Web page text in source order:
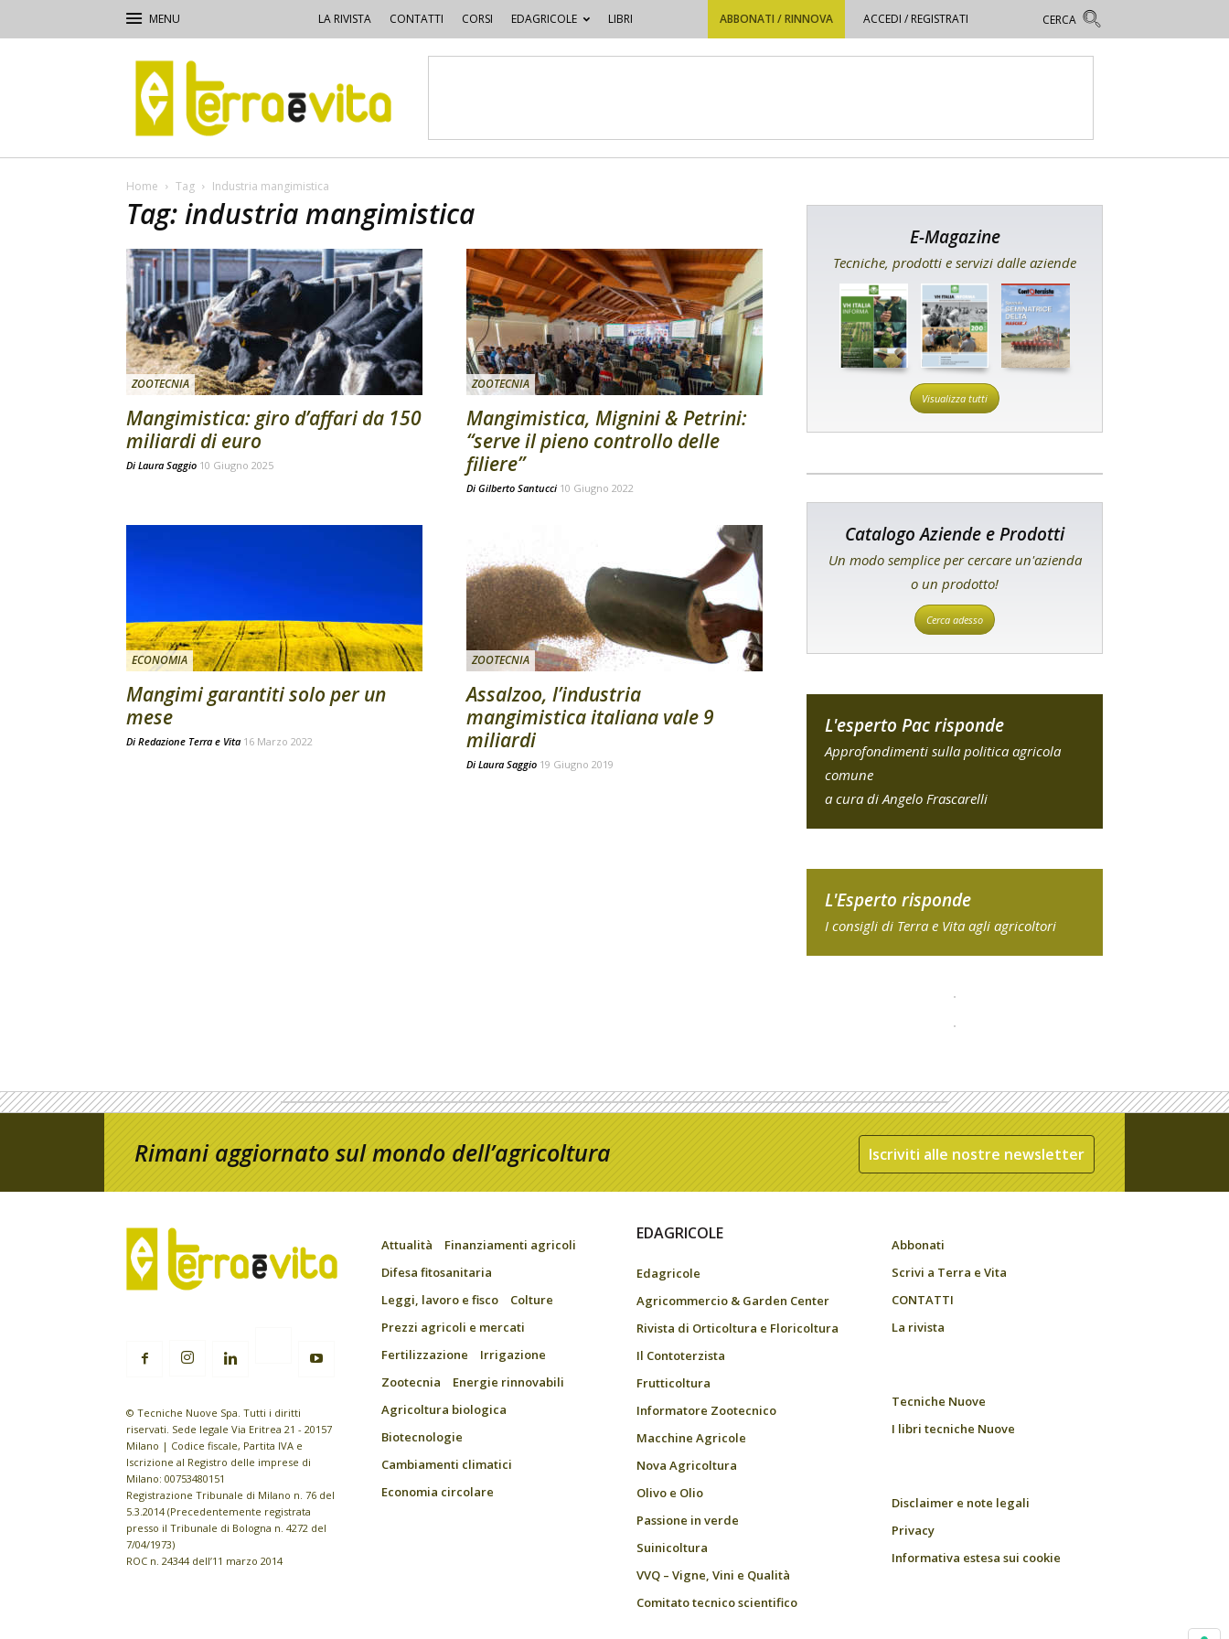
LA RIVISTA CONTATTI CORSI EDAGRICOLE LIBRI ABBONATI / RINNOVA ACCEDI / REGISTRATI
Terra
e
Vita
Home Tag Industria mangimistica
Tag: industria mangimistica
ZOOTECNIA
Mangimistica: giro d’affari da 150
miliardi di euro
Di Laura Saggio 10 Giugno 2025
ZOOTECNIA
Mangimistica, Mignini & Petrini:
“serve il pieno controllo delle
filiere”
Di Gilberto Santucci 10 Giugno 2022
ECONOMIA
Mangimi garantiti solo per un
mese
Di Redazione Terra e Vita 16 Marzo 2022
ZOOTECNIA
Assalzoo, l’industria
mangimistica italiana vale 9
miliardi
Di Laura Saggio 19 Giugno 2019
E-Magazine
Tecniche, prodotti e servizi dalle aziende
Visualizza tutti
Catalogo Aziende e Prodotti
Un modo semplice per cercare un'azienda
o un prodotto!
Cerca adesso
L'esperto Pac risponde
Approfondimenti sulla politica agricola
comune
a cura di Angelo Frascarelli
L'Esperto risponde
I consigli di Terra e Vita agli agricoltori
Rimani aggiornato sul mondo dell’agricoltura Iscriviti alle nostre newsletter
© Tecniche Nuove Spa. Tutti i diritti
riservati. Sede legale Via Eritrea 21 - 20157
Milano | Codice fiscale, Partita IVA e
Iscrizione al Registro delle imprese di
Milano: 00753480151
Registrazione Tribunale di Milano n. 76 del
5.3.2014 (Precedentemente registrata
presso il Tribunale di Bologna n. 4272 del
7/04/1973)
ROC n. 24344 dell’11 marzo 2014
Attualità
Finanziamenti agricoli
Difesa fitosanitaria
Leggi, lavoro e fisco
Colture
Prezzi agricoli e mercati
Fertilizzazione
Irrigazione
Zootecnia
Energie rinnovabili
Agricoltura biologica
Biotecnologie
Cambiamenti climatici
Economia circolare
EDAGRICOLE
Edagricole
Agricommercio & Garden Center
Rivista di Orticoltura e Floricoltura
Il Contoterzista
Frutticoltura
Informatore Zootecnico
Macchine Agricole
Nova Agricoltura
Olivo e Olio
Passione in verde
Suinicoltura
VVQ – Vigne, Vini e Qualità
Comitato tecnico scientifico
Abbonati
Scrivi a Terra e Vita
CONTATTI
La rivista
Tecniche Nuove
I libri tecniche Nuove
Disclaimer e note legali
Privacy
Informativa estesa sui cookie